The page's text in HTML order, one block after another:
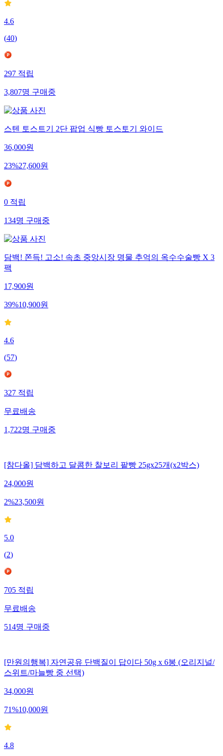
4.6
(40)
297적립
3,807명구매중
스텐 토스트기 2단 팝업 식빵 토스토기 와이드
36,000원
23%27,600원
0적립
134명구매중
담백! 쫀득! 고소! 속초 중앙시장 명물 추억의 옥수수술빵 X 3
팩
17,900원
39%10,900원
4.6
(57)
327적립
무료배송
1,722명구매중
[참다올] 담백하고 달콤한 찰보리 팥빵 25gx25개(x2박스)
24,000원
2%23,500원
5.0
(2)
705적립
무료배송
514명구매중
[만원의행복] 자연공유 단백질이 답이다 50g x 6봉 (오리지널/
스위트/마늘빵 중 선택)
34,000원
71%10,000원
4.8